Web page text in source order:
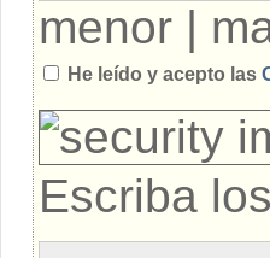
menor |
He leído y acepto las
Escriba